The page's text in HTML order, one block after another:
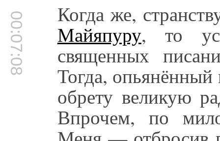
00:07:08 Когда же,
Майяпуру, то
священных
Тогда,
обрету великую
Впрочем, по